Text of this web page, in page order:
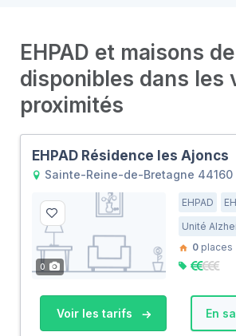
EHPAD et maisons
disponibles dans les
proximités
EHPAD Résidence les Ajoncs
Sainte-Reine-de-Bretagne 44160
0
EHPAD
Unité
0 places
Voir les tarifs En